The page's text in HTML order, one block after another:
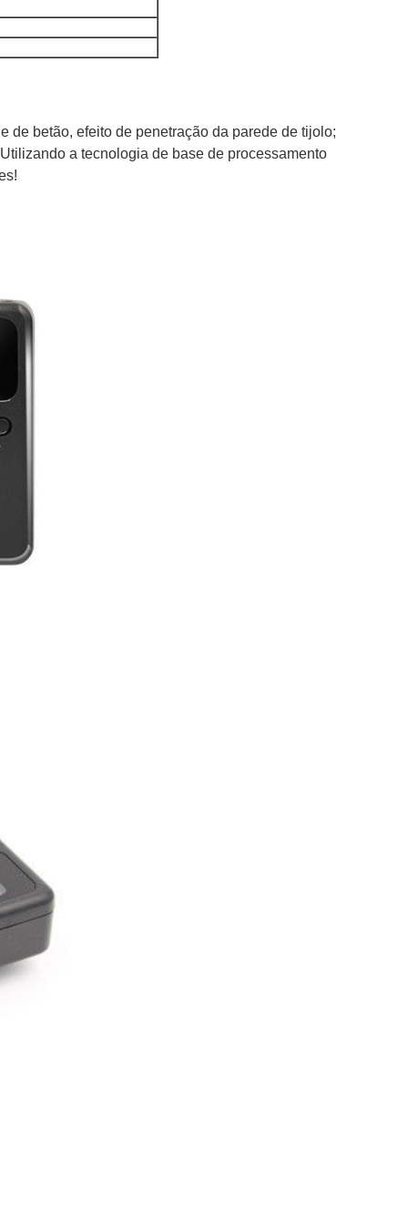
de betão, efeito de penetração da parede de tijolo;
a tecnologia de base de processamento